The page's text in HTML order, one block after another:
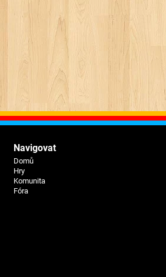
Navigovat
Domů
Hry
Komunita
Fóra